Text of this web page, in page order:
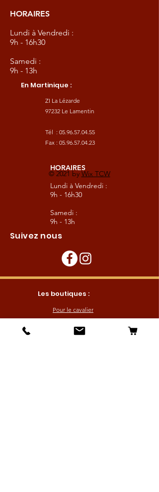
HORAIRES
Lundi à Vendredi :
9h - 16h30
Samedi :
9h - 13h
En Martinique :
ZI La Lézarde
97232 Le Lamentin
Tél : 05.96.57.04.55
Fax : 05.96.57.04.23
HORAIRES
Lundi à Vendredi :
9h - 16h30
Samedi :
9h - 13h
Suivez nous
Les boutiques :
Pour le cavalier
Pour l'écurie
© 2021 by Wix TCW